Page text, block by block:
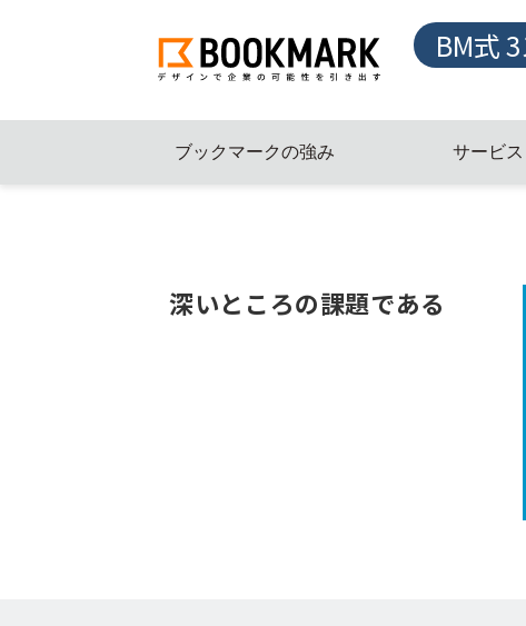
BM式
ブックマークの強み サービス
深いところの課題である